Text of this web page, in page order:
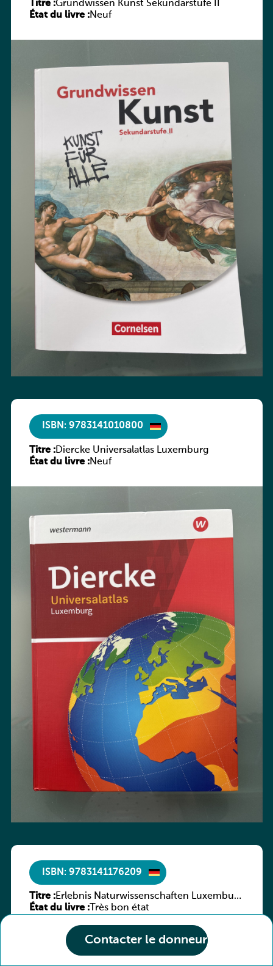
Contacter le donneur
Titre :Grundwissen Kunst Sekundarstufe II
État du livre :Neuf
ISBN: 9783141010800
Titre :Diercke Universalatlas Luxemburg
État du livre :Neuf
ISBN: 9783141176209
Titre :Erlebnis Naturwissenschaften Luxemburg
7e/6e ESC
État du livre :Très bon état